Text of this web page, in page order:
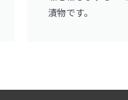
漬物です。